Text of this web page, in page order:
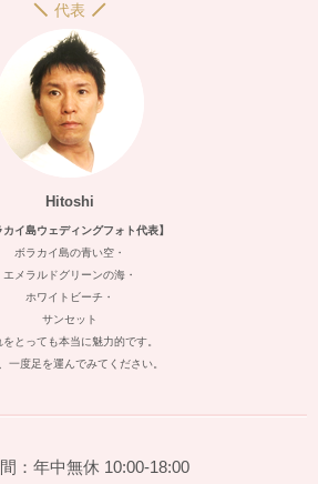
代表
Hitoshi
カイ島ウェディングフォト代表】
ボラカイ島の青い空・
エメラルドグリーンの海・
ホワイトビーチ・
サンセット
をとっても本当に魅力的です。
一度足を運んでみてください。
：年中無休 10:00-18:00